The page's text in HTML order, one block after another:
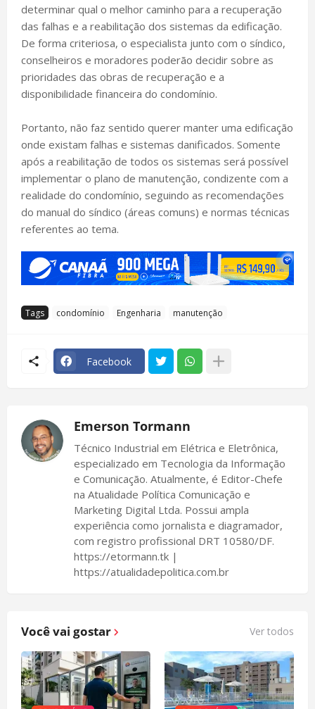
determinar qual o melhor caminho para a recuperação
das falhas e a reabilitação dos sistemas da edificação.
De forma criteriosa, o especialista junto com o síndico,
conselheiros e moradores poderão decidir sobre as
prioridades das obras de recuperação e a
disponibilidade financeira do condomínio.
Portanto, não faz sentido querer manter uma edificação
onde existam falhas e sistemas danificados. Somente
após a reabilitação de todos os sistemas será possível
implementar o plano de manutenção, condizente com a
realidade do condomínio, seguindo as recomendações
do manual do síndico (áreas comuns) e normas técnicas
referentes ao tema.
Tags condomínio Engenharia manutenção
Facebook
Emerson Tormann
Técnico Industrial em Elétrica e Eletrônica,
especializado em Tecnologia da Informação
e Comunicação. Atualmente, é Editor-Chefe
na Atualidade Política Comunicação e
Marketing Digital Ltda. Possui ampla
experiência como jornalista e diagramador,
com registro profissional DRT 10580/DF.
https://etormann.tk |
https://atualidadepolitica.com.br
Você vai gostar Ver todos